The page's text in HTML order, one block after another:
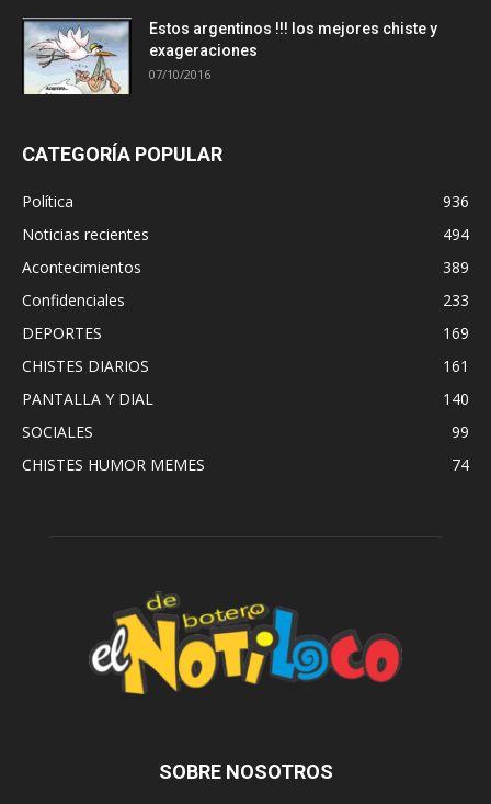
Estos argentinos !!! los mejores chiste y
exageraciones
07/10/2016
CATEGORÍA POPULAR
Política
936
Noticias recientes
494
Acontecimientos
389
Confidenciales
233
DEPORTES
169
CHISTES DIARIOS
161
PANTALLA Y DIAL
140
SOCIALES
99
CHISTES HUMOR MEMES
74
SOBRE NOSOTROS